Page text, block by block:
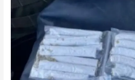
PIERDEN
BATALLA
CONTRA
JÍBAROS,
CONSUMO
MICROTRÁFICO